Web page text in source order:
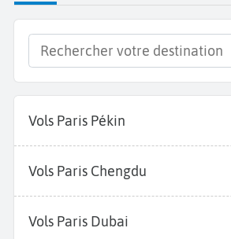
Vols Paris Pékin
Vols Paris Chengdu
Vols Paris Dubai